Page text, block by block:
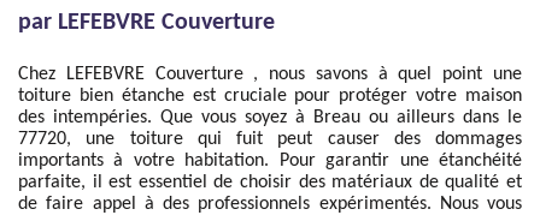
par LEFEBVRE Couverture
Chez LEFEBVRE Couverture , nous savons à quel point une
toiture bien étanche est cruciale pour protéger votre maison
des intempéries. Que vous soyez à Breau ou ailleurs dans le
77720, une toiture qui fuit peut causer des dommages
importants à votre habitation. Pour garantir une étanchéité
parfaite, il est essentiel de choisir des matériaux de qualité et
de faire appel à des professionnels expérimentés. Nous vous